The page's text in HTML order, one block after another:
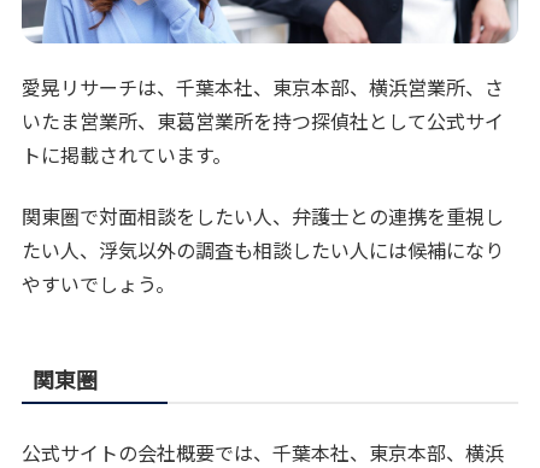
愛晃リサーチは、千葉本社、東京本部、横浜営業所、さ
いたま営業所、東葛営業所を持つ探偵社として公式サイ
トに掲載されています。
関東圏で対面相談をしたい人、弁護士との連携を重視し
たい人、浮気以外の調査も相談したい人には候補になり
やすいでしょう。
関東圏
公式サイトの会社概要では、千葉本社、東京本部、横浜